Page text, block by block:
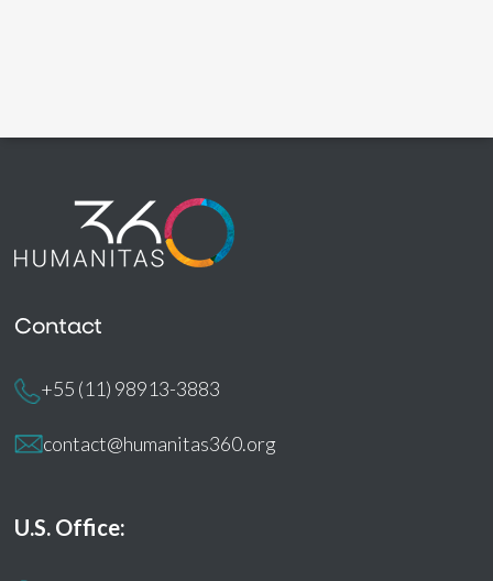
Contact
+55 (11) 98913-3883
contact@humanitas360.org
U.S. Office: